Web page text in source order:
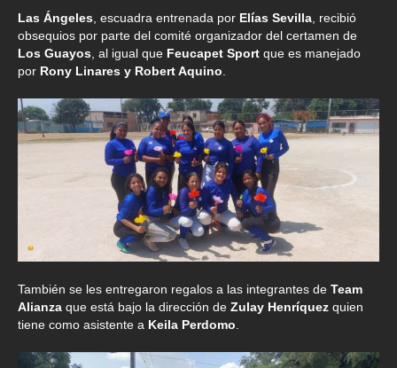
Las Ángeles , escuadra entrenada por Elías Sevilla , recibió
obsequios por parte del comité organizador del certamen de
Los Guayos , al igual que Feucapet Sport que es manejado
por Rony Linares y Robert Aquino
También se les entregaron regalos a las integrantes de Team
Alianza que está bajo la dirección de Zulay Henríquez quien
tiene como asistente a Keila Perdomo